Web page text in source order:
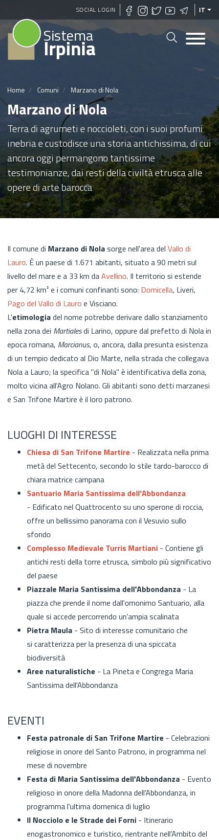
Salta
al
contenuto
SOCIAL LOGIN IT
Sistema
Irpinia
Home Comuni Marzano di Nola
Marzano di Nola
Terra di agrumeti e noccioleti, con i suoi profumi
inebria e custodisce una storia antichissima, di cui
ancora oggi permangono tantissime
testimonianze, dai resti della civiltà etrusca alle
opere di arte barocca
Il comune di Marzano di Nola sorge nell'area del Vallo di
Lauro. È un paese di 1.671 abitanti, situato a 90 metri sul
livello del mare e a 33 km daAvellino. Il territorio si estende
per 4,72 km² e i comuni confinanti sono: Domicella, Liveri,
Pago del Vallo di Lauro e Visciano.
L'etimologia del nome potrebbe derivare dallo stanziamento
nella zona dei Martialesdi Larino, oppure dal prefetto di Nola in
epoca romana, Marcianus, o, ancora, dalla presunta esistenza
di un tempio dedicato al Dio Marte, nella strada che collegava
Nola a Lauro; la specifica "di Nola" è identificativa della zona,
molto vicina all'Agro Nolano. Gli abitanti sono detti marzanesi
e San Trifone Martire è il loro patrono.
LUOGHI DI INTERESSE
Chiesa di San Trifone Martire - Realizzata nella prima
metà del Settecento, secondo lo stile tardo-barocco di
chiara matrice campana
Santuario Maria Santissima dell'Abbondanza
- Edificato nel Quattrocento su uno sperone di roccia,
offre un bellissimo panorama con il Vesuvio sullo
sfondo
Complesso Medievale Turris Martiani - Contiene gli
antichi resti della torre etrusca, simbolo più significativo
del paese
Piazzale Maria Santissima dell'Abbondanza - La
piazza che prende il nome dall'omonimo Santuario, alla
quale si accede percorrendo un'ampia scalinata
Pietra Maula - Sito di interesse comunitario che
si caratterizza per la presenza di una spiccata
biodiversità
Aree naturalistiche - La Pineta e Congrega Maria
Santissima dell'Abbondanza
EVENTI
Festa patronale di San Trifone Martire - Celebrazioni
religiose in onore del Santo Patrono, in programma nel
mese di novembre
Festa di Maria Santissima dell'Abbondanza - Evento
religioso in onore della Madonna dell'Abbondanza, in
programma l'ultima domenica di luglio
Il Nocciolo e le Strade dei Forni - Itinerario
enogastronomico e turistico, rientrante nell'Ambito del